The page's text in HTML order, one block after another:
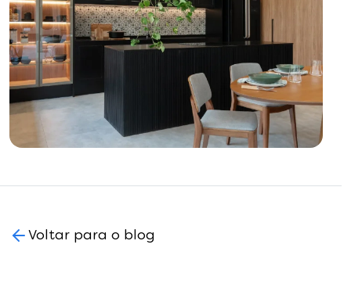
Voltar para o blog